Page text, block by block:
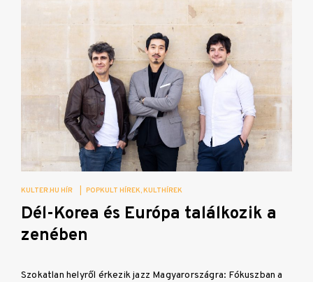
KULTER.HU HÍR POPKULT HÍREK KULTHÍREK
Dél-Korea és Európa találkozik a
zenében
Szokatlan helyről érkezik jazz Magyarországra: Fókuszban a